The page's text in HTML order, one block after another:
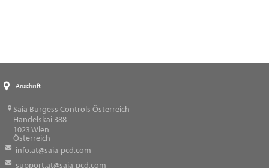
Anschrift
Saia Burgess Controls Österreich
Handelskai 388
1023Wien
Österreich
info.at@saia-pcd.com
support.at@saia-pcd.com